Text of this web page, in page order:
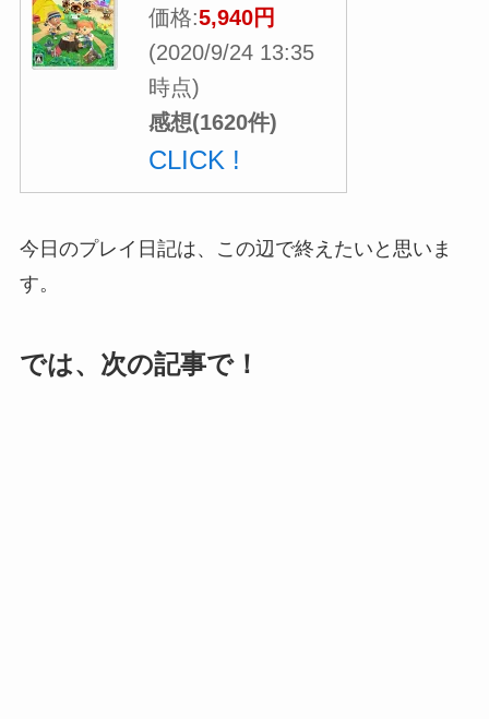
価格:5,940円
(2020/9/24 13:35
時点)
感想(1620件)
CLICK !
今日のプレイ日記は、この辺で終えたいと思いま
す。
では、次の記事で！